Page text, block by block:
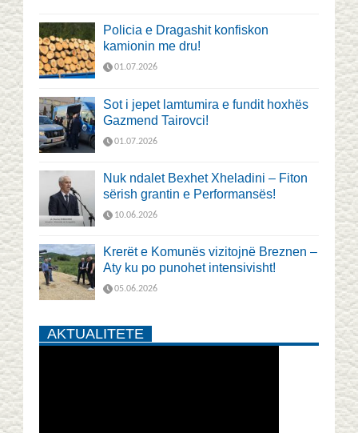
Policia e Dragashit konfiskon
kamionin me dru!
01.07.2026
Sot i jepet lamtumira e fundit hoxhës
Gazmend Tairovci!
01.07.2026
Nuk ndalet Bexhet Xheladini – Fiton
sërish grantin e Performansës!
10.06.2026
Krerët e Komunës vizitojnë Breznen –
Aty ku po punohet intensivisht!
05.06.2026
AKTUALITETE